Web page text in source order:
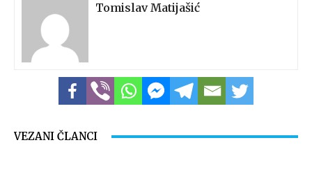
Tomislav Matijašić
VEZANI ČLANCI